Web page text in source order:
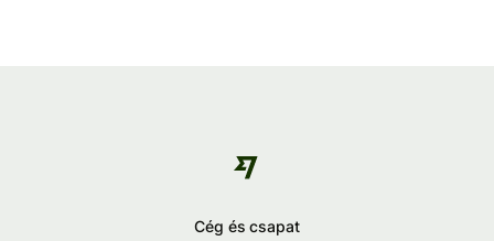
Cég és csapat